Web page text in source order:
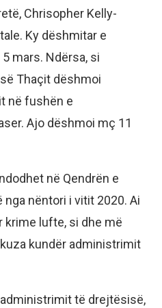
Chrisopher Kelly-
Ky dëshmitar e
mars. Ndërsa, si
Thaçit dëshmoi
në fushën e
Ajo dëshmoi mç 11
në Qendrën e
nga nëntori i vitit 2020. Ai
krime lufte, si dhe më
kundër administrimit
të drejtësisë,